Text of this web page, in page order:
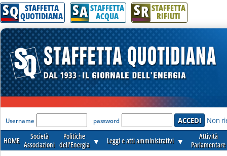
SQ STAFFETTA
QUOTIDIANA SA STAFFETTA
ACQUA SR STAFFETTA
RIFIUTI
'Modulo Login per accedere'
Username password Non
HOME
Società
Associazioni
Politiche
dell'Energia ▼ Leggi e atti amministrativi ▼
Attività
Parlamentare